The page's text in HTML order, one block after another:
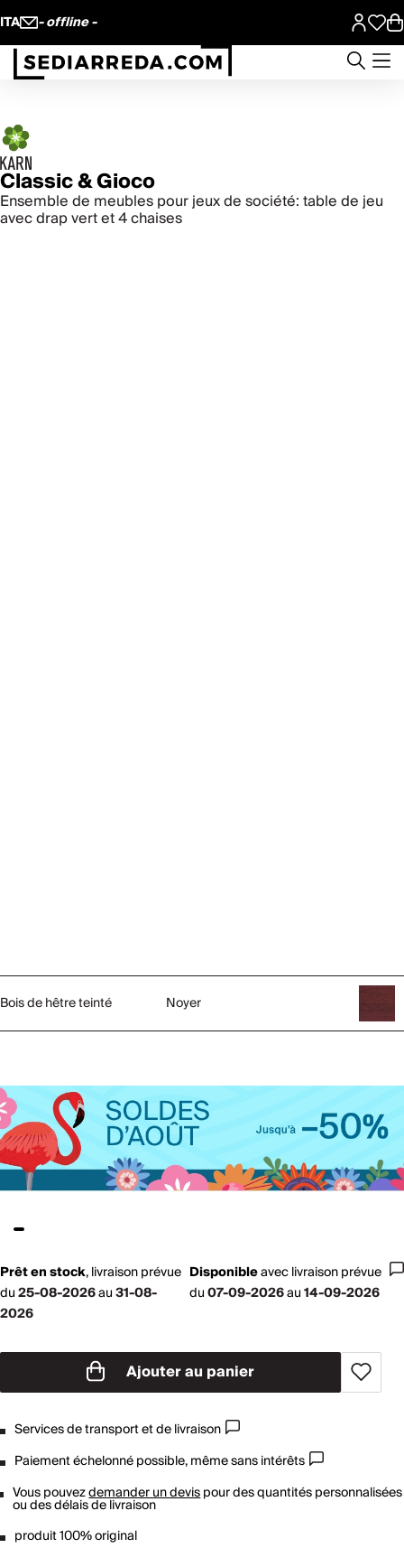
ITA - offline -
Classic & Gioco
Ensemble de meubles pour jeux de société: table de jeu
avec drap vert et 4 chaises
Bois de hêtre teinté Noyer
Prêt en stock,livraison prévue
du25-08-2026au31-08-
2026
Disponibleaveclivraison prévue
du07-09-2026au14-09-2026
Ajouter au panier
Services de transport et de livraison
Paiement échelonné possible, même sans intérêts
Vous pouvezdemander un devispour des quantités personnalisées
ou des délais de livraison
produit 100% original